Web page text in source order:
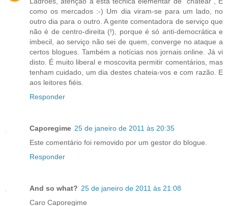
como os mercados :-) Um dia viram-se para um lado, no
outro dia para o outro. A gente comentadora de serviço que
não é de centro-direita (!), porque é só anti-democrática e
imbecil, ao serviço não sei de quem, converge no ataque a
certos blogues. Também a notícias nos jornais online. Já vi
disto. É muito liberal e moscovita permitir comentários, mas
tenham cuidado, um dia destes chateia-vos e com razão. E
aos leitores fiéis.
Responder
Caporegime 25 de janeiro de 2011 às 20:35
Este comentário foi removido por um gestor do blogue.
Responder
And so what? 25 de janeiro de 2011 às 21:08
Caro Caporegime